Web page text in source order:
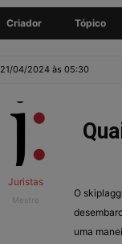
Criador Tópico
21/04/2024 às 05:30
Juristas
Mestre
O
uma